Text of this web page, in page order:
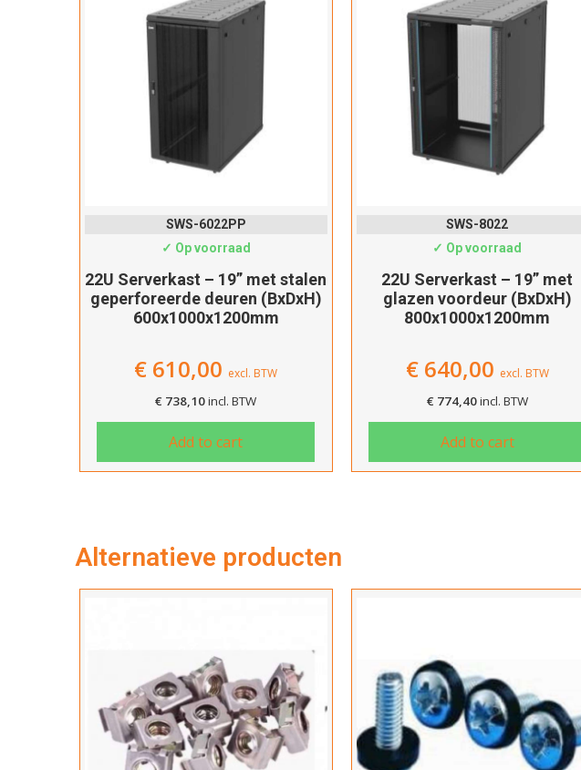
SWS-6022PP
✓ Op voorraad
22U Serverkast – 19” met stalen
geperforeerde deuren (BxDxH)
600x1000x1200mm
€ 610,00 excl. BTW
€ 738,10incl. BTW
Add to cart
SWS-8022
✓ Op voorraad
22U Serverkast – 19” met
glazen voordeur (BxDxH)
800x1000x1200mm
€640,00 excl. BTW
€ 774,40incl. BTW
Add to cart
Alternatieve producten
Verder winkelen